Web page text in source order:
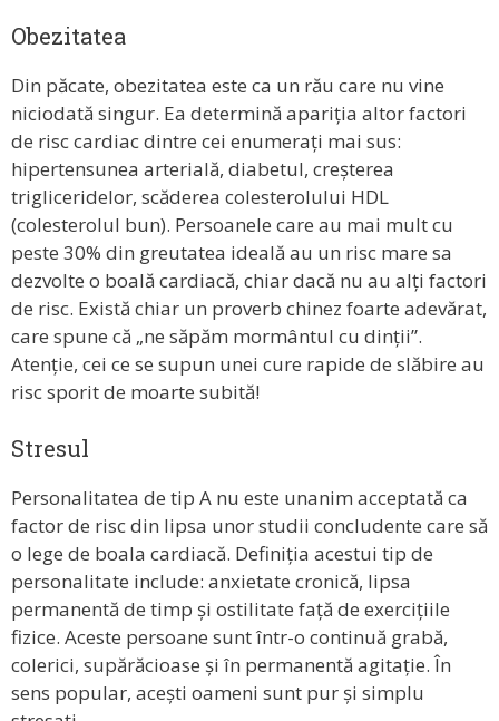
Obezitatea
Din păcate, obezitatea este ca un rău care nu vine
niciodată singur. Ea determină apariția altor factori
de risc cardiac dintre cei enumerați mai sus:
hipertensunea arterială, diabetul, creșterea
trigliceridelor, scăderea colesterolului HDL
(colesterolul bun). Persoanele care au mai mult cu
peste 30% din greutatea ideală au un risc mare sa
dezvolte o boală cardiacă, chiar dacă nu au alți factori
de risc. Există chiar un proverb chinez foarte adevărat,
care spune că „ne săpăm mormântul cu dinții”.
Atenție, cei ce se supun unei cure rapide de slăbire au
risc sporit de moarte subită!
Stresul
Personalitatea de tip A nu este unanim acceptată ca
factor de risc din lipsa unor studii concludente care să
o lege de boala cardiacă. Definiția acestui tip de
personalitate include: anxietate cronică, lipsa
permanentă de timp și ostilitate față de exercițiile
fizice. Aceste persoane sunt într-o continuă grabă,
colerici, supărăcioase și în permanentă agitație. În
sens popular, acești oameni sunt pur și simplu